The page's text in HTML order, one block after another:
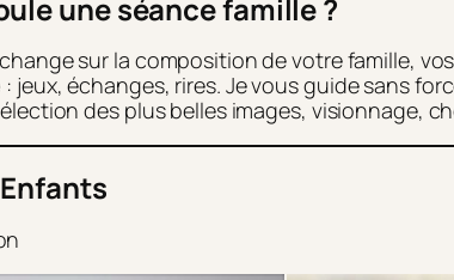
une séance famille ?
sur la composition de votre famille,
: jeux, échanges, rires. Je vous guide sans
des plus belles images, visionnage,